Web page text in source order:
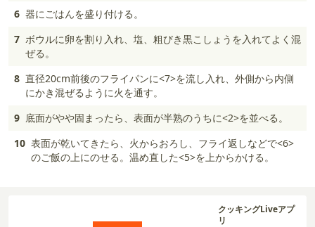
6 器にごはんを盛り付ける。
7 ボウルに卵を割り入れ、塩、粗びき黒こしょうを入れてよく混
ぜる。
8 直径20cm前後のフライパンに<7>を流し入れ、外側から内側
にかき混ぜるように火を通す。
9 底面がやや固まったら、表面が半熟のうちに<2>を並べる。
10 表面が乾いてきたら、火からおろし、フライ返しなどで<6>
のご飯の上にのせる。温め直した<5>を上からかける。
クッキングLiveアプ
リ